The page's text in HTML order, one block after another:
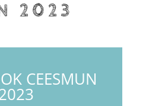
2023
CEESMUN